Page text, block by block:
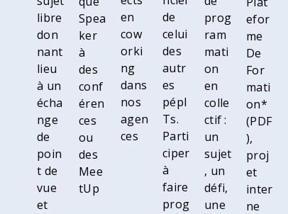
libre
don
nant
lieu
à un
écha
nge
de
poin
t de
vue
et
Spea
ker
à
des
conf
éren
ces
ou
des
Mee
tUp
en
cow
orki
ng
dans
nos
agen
ces
de
celui
des
autr
es
pépI
Ts.
Parti
ciper
à
faire
prog
prog
ram
mati
on
en
colle
ctif :
un
sujet
, un
défi,
une
efor
me
De
For
mati
on*
(PDF
),
proj
et
inter
ne